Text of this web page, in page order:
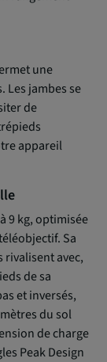
une
Les jambes se
de
appareil
9 kg, optimisée
Sa
avec,
de sa
et inversés,
du sol
de charge
Peak Design